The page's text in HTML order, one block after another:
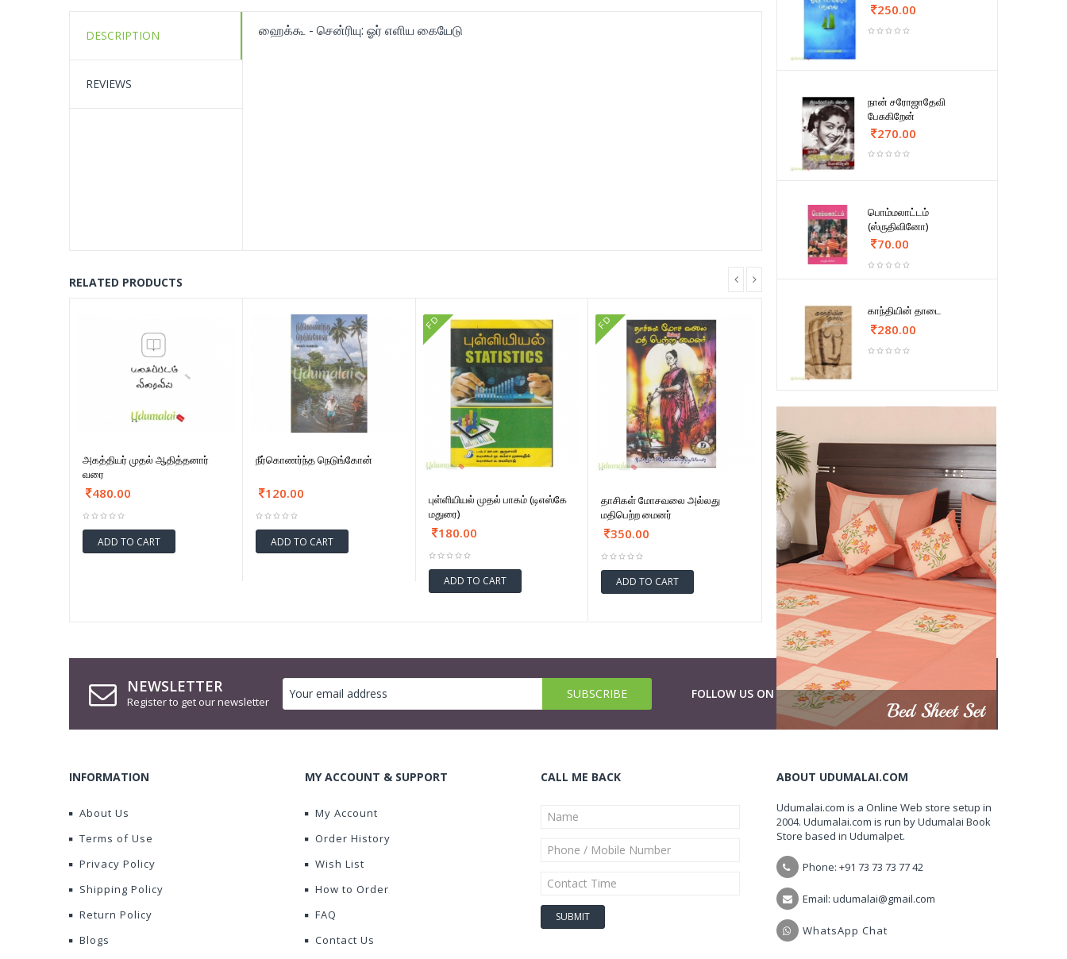
DESCRIPTION
REVIEWS
ஹைக்கூ - சென்ரியு: ஓர் எளிய கையேடு
RELATED PRODUCTS
அகத்தியர் முதல் ஆதித்தனார்
வரை
480.00
ADD TO CART
நீர்கொணர்ந்த நெடுங்கோன்
120.00
ADD TO CART
FD
புள்ளியியல் முதல் பாகம் (டிஎஸ்கே
மதுரை)
180.00
ADD TO CART
FD
தாசிகள் மோசவலை அல்லது
மதிபெற்ற மைனர்
350.00
ADD TO CART
250.00
நான் சரோஜாதேவி
பேசுகிறேன்
270.00
பொம்மலாட்டம்
(ஸ்ருதிவினோ)
70.00
காந்தியின் தாடை
280.00
NEWSLETTER
Register to get our newsletter
FOLLOW US ON
INFORMATION
About Us
Terms of Use
Privacy Policy
Shipping Policy
Return Policy
Blogs
MY ACCOUNT & SUPPORT
My Account
Order History
Wish List
How to Order
FAQ
Contact Us
CALL ME BACK ABOUT UDUMALAI.COM
Udumalai.com is a Online Web store setup in
2004. Udumalai.com is run by Udumalai Book
Store based in Udumalpet.
Phone: +91 73 73 73 77 42
Email: udumalai@gmail.com
WhatsApp Chat